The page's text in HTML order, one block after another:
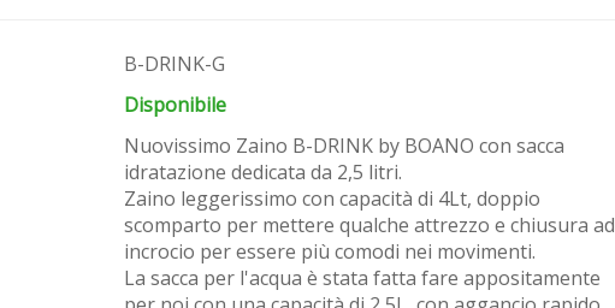
B-DRINK-G
Disponibile
Nuovissimo Zaino B-DRINK by BOANO con sacca
idratazione dedicata da 2,5 litri.
Zaino leggerissimo con capacità di 4Lt, doppio
scomparto per mettere qualche attrezzo e chiusura ad
incrocio per essere più comodi nei movimenti.
La sacca per l'acqua è stata fatta fare appositamente